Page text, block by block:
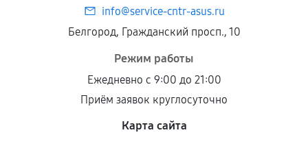
info@service-cntr-asus.ru
Белгород, Гражданский просп., 10
Режим работы
Ежедневно с 9:00 до 21:00
Приём заявок круглосуточно
Карта сайта